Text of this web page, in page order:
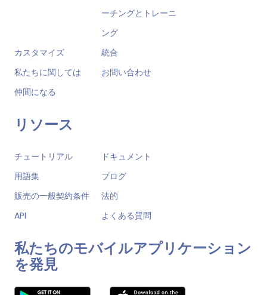
ーチングとトレーニ
ング
カスタマイズ
統合
私たちに関しては
お問い合わせ
仲間になる
リソース
チュートリアル
ドキュメント
用語集
ブログ
販売の一般契約条件
法的
API
よくある質問
私たちのモバイルアプリケーション
を発見